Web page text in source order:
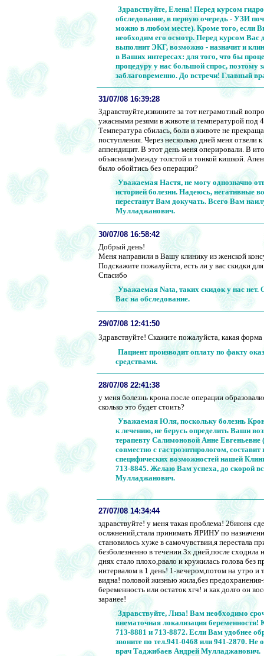
Здравствуйте, Елена! Перед курсом
обследование, в первую очередь - УЗИ
можно в любом месте). Кроме того, если
необходим его осмотр. Перед курсом Вас
выполнит ЭКГ, возможно - назначит и
в Ваших интересах: для того, что бы
процедуру у нас большой спрос, поэтому
заблаговременно. До встречи! Главный
31/07/08 16:39:28
Здравствуйте,извините за тот неграмотный
ужасными резями в животе и температурой под
Температура сбилась, боли в животе не
поступления. Через несколько дней меня отвели
аппендицит. В этот день меня оперировали. В
объяснили)между толстой и тонкой кишкой.
было обойтись без операции?
Уважаемая Настя, не могу однозначно
историей болезни. Надеюсь, негативные
перестанут Вам докучать. Всего Вам
Мулладжанович.
30/07/08 16:58:42
Добрый день!
Меня направили в Вашу клинику из женской
Подскажите пожалуйста, есть ли у вас скидки
Спасибо
Уважаемая Nata, таких скидок у нас
Вас на обследование.
29/07/08 12:41:50
Здравствуйте! Скажите пожалуйста, какая
Пациент производит оплату по факту
средствами.
28/07/08 22:41:38
у меня болезнь крона.после операции
сколько это будет стоить?
Уважаемая Юля, поскольку болезнь
к лечению, не берусь определить Ваши
терапевту Салимоновой Анне Евгеньевне
совместно с гастроэнтнрологом,
специфических возможностей нашей
713-8845. Желаю Вам успеха, до скорой
Мулладжанович.
27/07/08 14:34:44
здравствуйте! у меня такая проблема! 26июня
ослжнений,стала принимать ЯРИНУ по
становилось хуже в самочувствии,я перестала
безболезненно в течении 3х дней,после
днях стало плохо,рвало и кружилась голова без
интервалом в 1 день! 1-вечером,потом на утро и
видна! половой жизнью жила,без
беременность или остаток хгч! и как долго он
заранее!
Здравствуйте, Лиза! Вам необходимо
внематочная локализация
713-8881 и 713-8872. Если Вам удобнее
звоните по тел.941-0468 или 941-2870.
врач Таджибаев Андрей Мулладжанович.